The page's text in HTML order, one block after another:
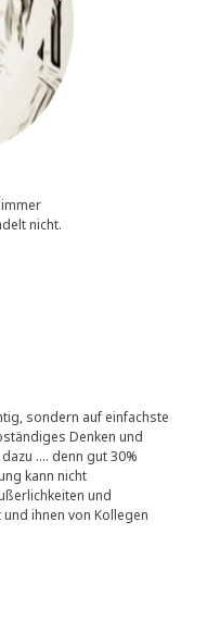
nicht.
sondern auf einfachste
Denken und
…. denn gut 30%
kann nicht
und
ihnen von Kollegen